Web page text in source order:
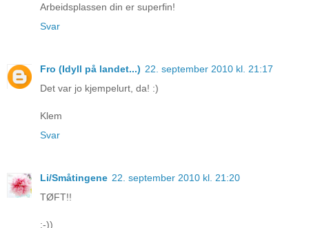
Arbeidsplassen din er superfin!
Svar
Fro (Idyll på landet...) 22. september 2010 kl. 21:17
Det var jo kjempelurt, da! :)
Klem
Svar
Li/Småtingene 22. september 2010 kl. 21:20
TØFT!!
:-))